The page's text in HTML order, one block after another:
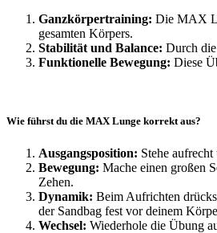
Ganzkörpertraining: Die MAX
gesamten Körpers.
Stabilität und Balance: Durch
Funktionelle Bewegung: Diese
Wie führst du die MAX Lunge korrekt aus?
Ausgangsposition: Stehe
Bewegung: Mache einen großen
Zehen.
Dynamik: Beim Aufrichten
der Sandbag fest vor deinem
Wechsel: Wiederhole die Übung